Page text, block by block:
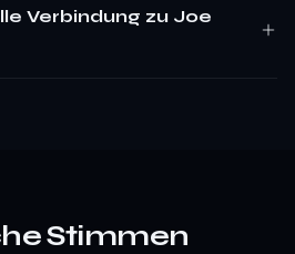
Verbindung zu Joe
Stimmen